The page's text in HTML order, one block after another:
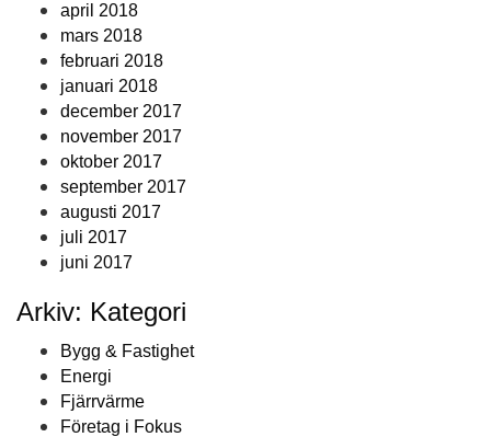
april 2018
mars 2018
februari 2018
januari 2018
december 2017
november 2017
oktober 2017
september 2017
augusti 2017
juli 2017
juni 2017
Arkiv: Kategori
Bygg & Fastighet
Energi
Fjärrvärme
Företag i Fokus